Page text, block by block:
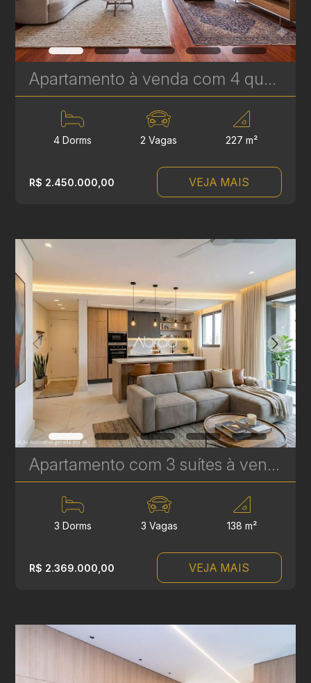
Apartamento à venda com 4 quartos, sendo 2 suítes no Batel - 227 m² - Edifício Lucyr Pasini | Ref. 1792
4 Dorms 2 Vagas 227 m²
R$ 2.450.000,00 VEJA MAIS
Apartamento com 3 suítes à venda no Vitra Água Verde - 138 m² - 3 Vagas - Alto Padrão | Ref. 1706
3 Dorms 3 Vagas 138 m²
R$ 2.369.000,00 VEJA MAIS